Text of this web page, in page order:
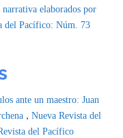
narrativa elaborados por
del Pacífico: Núm. 73
ante un maestro: Juan
, Nueva Revista del
del Pacífico